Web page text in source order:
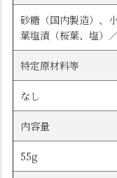
砂糖（国内製造）、
葉塩漬（桜葉、塩）
特定原材料等
なし
内容量
55g